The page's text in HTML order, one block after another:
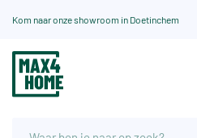
Kom naar onze showroom in Doetinchem